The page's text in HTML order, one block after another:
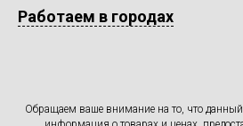
Работаем в городах
Обращаем ваше внимание на то, что данный